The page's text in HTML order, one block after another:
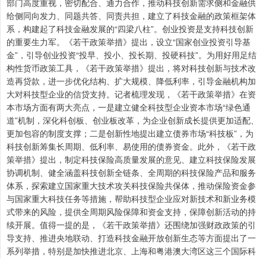
部门高度重视，密切配合、通力合作，推动科技创新需求侧和金融供
给侧同向发力、同题共答、同责共担，建立了科技金融的政策框架体
系，构建起了科技金融发展的“四梁八柱”。创业投资是支持科技创新
的重要生力军。《若干政策举措》提出，设立“国家创业投资引导基
金”，引导创业投资“投早、投小、投长期、投硬科技”。为用好用足结
构性货币政策工具，《若干政策举措》提出，将对科技创新与技术改
造再贷款，进一步优化结构、扩大规模、降低利率，引导金融机构加
大对科技型企业的信贷支持。记者梳理发现，《若干政策举措》在资
本市场方面有两大亮点，一是建立健全科技型企业资本市场“绿色通
道”机制，深化科创板、创业板改革，为企业创新成长提供更加适配、
更加包容的制度支撑；二是创新性地提出建立债券市场“科技板”，为
科技创新筹集长周期、低利率、易使用的债券资金。此外，《若干政
策举措》提出，制定科技保险高质量发展的意见、建立科技保险发展
协调机制、健全涵盖科技创新全链条、全周期的科技保险产品和服务
体系，探索建立国家重大技术攻关科技保险共保体，推动保险资金参
与国家重大科技任务等措施，帮助科技型企业应对新技术和新业务模
式带来的风险，提供全周期风险保障和资金支持，保障创新活动的持
续开展。值得一提的是，《若干政策举措》还围绕加强财政政策的引
导支持、推进央地联动、打造科技金融开放创新生态等方面提出了一
系列举措，特别是加快推进北京、上海和粤港澳大湾区这三个国际科